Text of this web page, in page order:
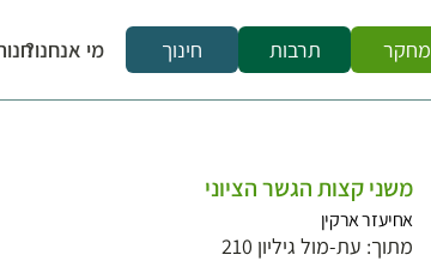
מחקר תרבות חינוך מי אנחנו?
משני קצות הגשר הציוני
אחיעזר ארקין
מתוך: עת-מול גיליון 210